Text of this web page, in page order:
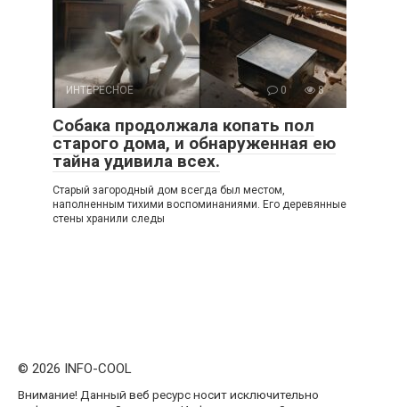
ИНТЕРЕСНОЕ 0 8
Собака продолжала копать пол
старого дома, и обнаруженная ею
тайна удивила всех.
Старый загородный дом всегда был местом,
наполненным тихими воспоминаниями. Его деревянные
стены хранили следы
© 2026 INFO-COOL
Внимание! Данный веб ресурс носит исключительно